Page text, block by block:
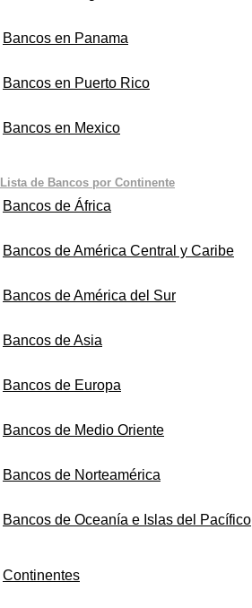
Bancos en Panama
Bancos en Puerto Rico
Bancos en Mexico
Lista de Bancos por Continente
Bancos de África
Bancos de América Central y Caribe
Bancos de América del Sur
Bancos de Asia
Bancos de Europa
Bancos de Medio Oriente
Bancos de Norteamérica
Bancos de Oceanía e Islas del Pacífico
Continentes